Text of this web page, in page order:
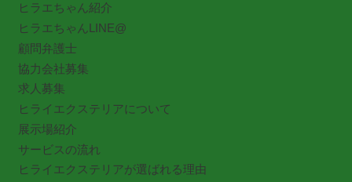
ヒラエちゃん紹介
ヒラエちゃんLINE@
顧問弁護士
協力会社募集
求人募集
ヒライエクステリアについて
展示場紹介
サービスの流れ
ヒライエクステリアが選ばれる理由